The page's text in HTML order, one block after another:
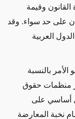
وقيمة
على حد سواء. وقد
العربية
بالنسبة
منظمات حقوق
أساسي على
نخبة المعارضة